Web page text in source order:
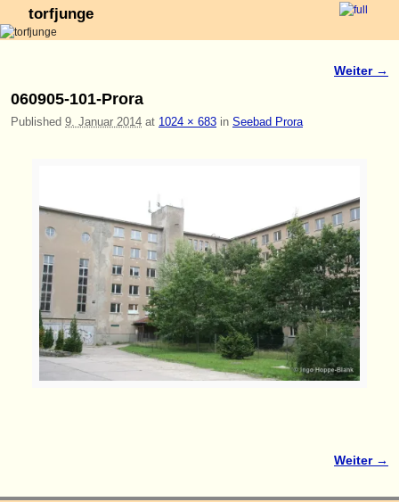
torfjunge
Weiter →
060905-101-Prora
Published 9. Januar 2014 at 1024 × 683 in Seebad Prora
Weiter →